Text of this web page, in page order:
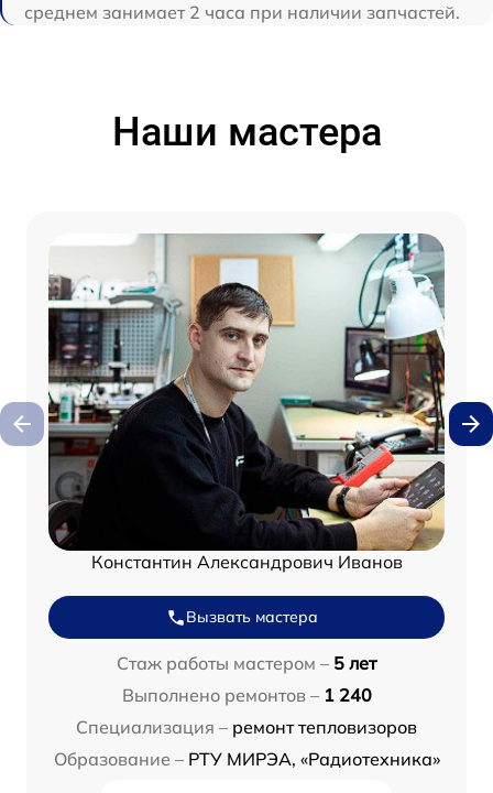
среднем занимает 2 часа при наличии запчастей.
Наши мастера
Константин Александрович Иванов
Вызвать мастера
Стаж работы мастером – 5 лет
Выполнено ремонтов – 1 240
Специализация – ремонт тепловизоров
Образование – РТУ МИРЭА, «Радиотехника»